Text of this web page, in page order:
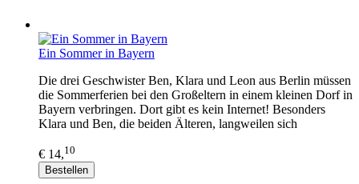
Ein Sommer in Bayern
Die drei Geschwister Ben, Klara und Leon aus Berlin müssen
die Sommerferien bei den Großeltern in einem kleinen Dorf in
Bayern verbringen. Dort gibt es kein Internet! Besonders
Klara und Ben, die beiden Älteren, langweilen sich
€ 14,10
Bestellen